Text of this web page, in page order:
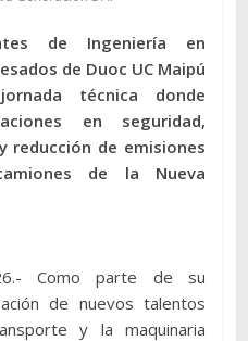
de Ingeniería en
de Duoc UC Maipú
técnica donde
en seguridad,
reducción de emisiones
de la Nueva
Como parte de su
de nuevos talentos
y la maquinaria